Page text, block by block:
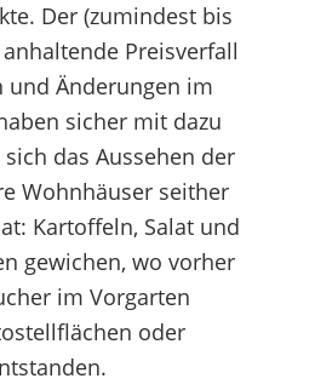
Der (zumindest bis
Preisverfall
und Änderungen im
sicher mit dazu
das Aussehen der
Wohnhäuser seither
Kartoffeln, Salat und
gewichen, wo vorher
im Vorgarten
oder